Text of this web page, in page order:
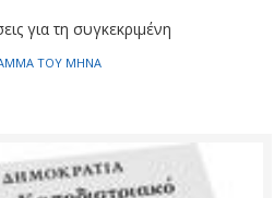
για τη συγκεκριμένη
ΤΟΥ ΜΗΝΑ